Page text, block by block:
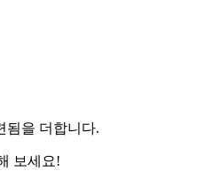
됨을 더합니다.
보세요!